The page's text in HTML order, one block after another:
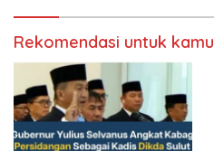
Rekomendasi untuk kamu